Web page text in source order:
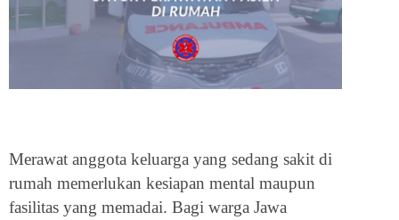
Merawat anggota keluarga yang sedang sakit di
rumah memerlukan kesiapan mental maupun
fasilitas yang memadai. Bagi warga Jawa